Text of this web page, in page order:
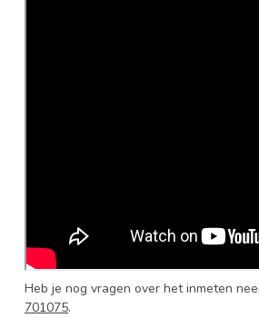
Heb je nog vragen over het inmeten
701075.